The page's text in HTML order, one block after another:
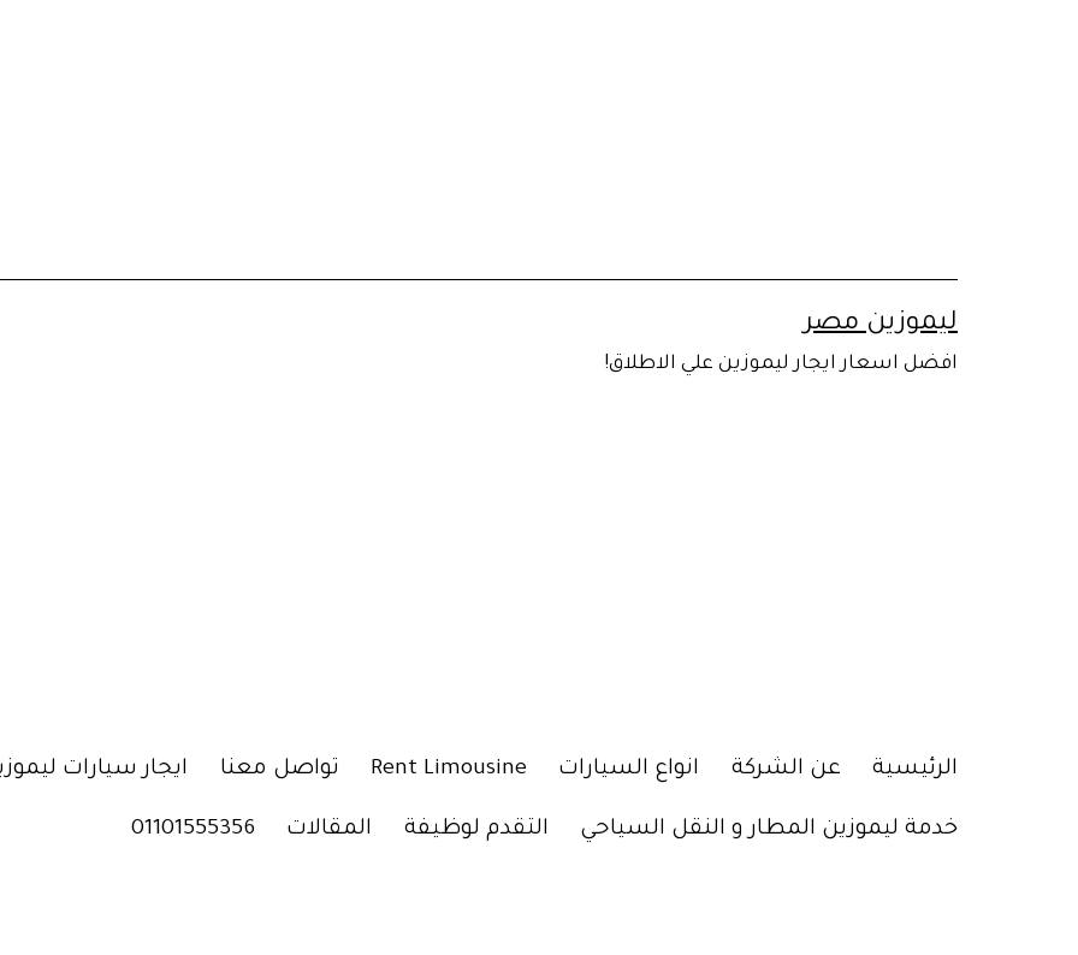
ليموزين مصر
افضل اسعار ايجار ليموزين علي الاطلاق!
الرئيسية عن الشركة انواع السيارات Rent Limousine تواصل معنا ايجار سيارات
خدمة ليموزين المطار و النقل السياحي التقدم لوظيفة المقالات 01101555356